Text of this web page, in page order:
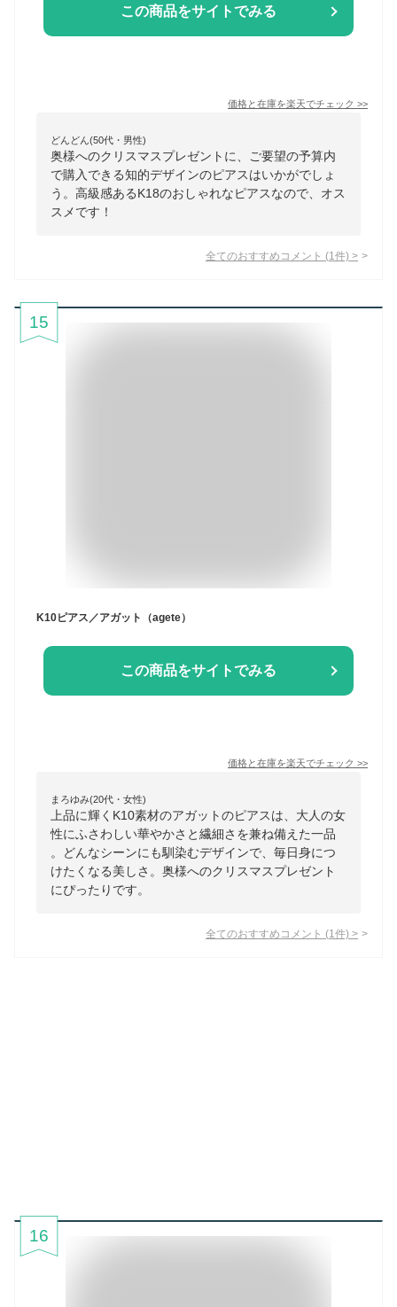
この商品をサイトでみる
価格と在庫を楽天でチェック >>
どんどん(50代・男性)
奥様へのクリスマスプレゼントに、ご要望の予算内
で購入できる知的デザインのピアスはいかがでしょ
う。高級感あるK18のおしゃれなピアスなので、オス
スメです！
全てのおすすめコメント (1 件) >
15
K10ピアス／アガット（agete）
この商品をサイトでみる
価格と在庫を楽天でチェック >>
まろゆみ(20代・女性)
上品に輝くK10素材のアガットのピアスは、大人の女
性にふさわしい華やかさと繊細さを兼ね備えた一品
。どんなシーンにも馴染むデザインで、毎日身につ
けたくなる美しさ。奥様へのクリスマスプレゼント
にぴったりです。
全てのおすすめコメント (1 件) >
16